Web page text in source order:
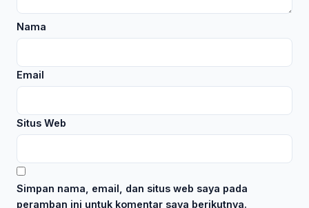
Nama
Email
Situs Web
Simpan nama, email, dan situs web saya pada
peramban ini untuk komentar saya berikutnya.